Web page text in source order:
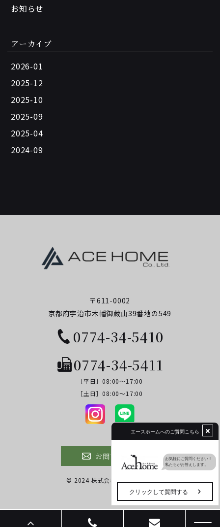
お知らせ
アーカイブ
2026-01
2025-12
2025-10
2025-09
2025-04
2024-09
〒611-0002
京都府宇治市木幡御蔵山39番地の549
0774-34-5410
0774-34-5411
［平日］08:00～17:00
​​​​​​​［土日］08:00～17:00
お問い合わせ
© 2024 株式会社エースホーム